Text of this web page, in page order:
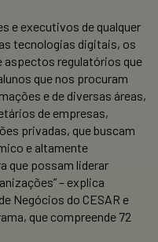
e executivos de qualquer
tecnologias digitais, os
aspectos regulatórios que
que nos procuram
e de diversas áreas,
de empresas,
privadas, que buscam
e altamente
que possam liderar
– explica
Negócios do CESAR e
que compreende 72